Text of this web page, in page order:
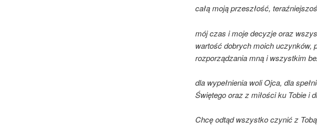
całą moją przeszłość,
mój czas i moje decyzje oraz
wartość dobrych moich uczynków,
rozporządzania mną i wszystkim
dla wypełnienia woli Ojca, dla
Świętego oraz z miłości ku Tobie i
Chcę odtąd wszystko czynić z